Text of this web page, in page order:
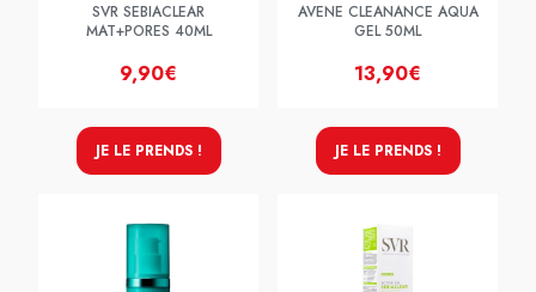
SVR SEBIACLEAR
MAT+PORES 40ML
9,90€
JE LE PRENDS !
AVENE CLEANANCE AQUA
GEL 50ML
13,90€
JE LE PRENDS !